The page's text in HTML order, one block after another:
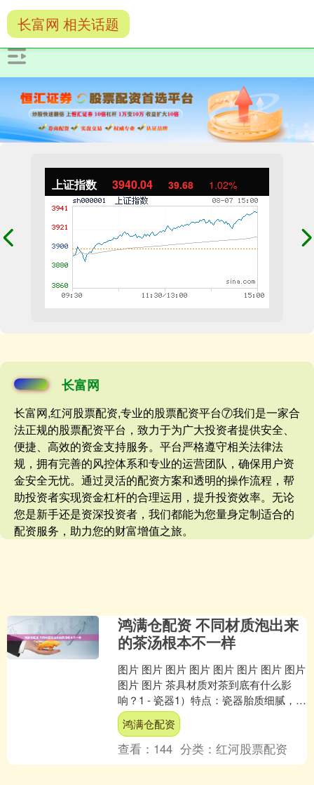
上证指数 3940.04 39.68 1.02%
长富网
长富网,红河股票配资,专业的股票配资平台⑦我们是一家合
法正规的股票配资平台，致力于为广大投资者提供安全、
便捷、高效的资金支持服务。平台严格遵守相关法律法
规，拥有完善的风控体系和专业的运营团队，确保用户资
金安全无忧。通过灵活的配资方案和透明的操作流程，帮
助投资者实现资金杠杆的合理运用，提升投资效率。无论
您是新手还是资深投资者，我们都能为您量身定制适合的
配资服务，助力您的财富增值之旅。
长富网 相关话题
鸿满仓配资 不同材质泡出来
的茶汤根本不一样
图片 图片 图片 图片 图片 图片 图片 图片
图片 图片 茶具材质对茶到底有什么影
响？1 - 瓷器1）特点：瓷器胎质细腻，导
热性好，不吸水吸味2）适合茶类：铁....
鸿满仓配资
查看： 144 分类：红河股票配资